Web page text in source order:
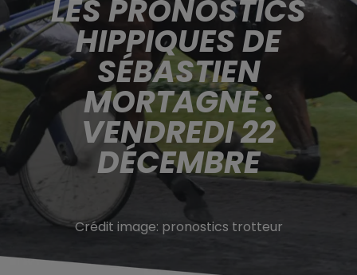
LES PRONOSTICS
HIPPIQUES DE
SÉBASTIEN
MORTAGNE :
VENDREDI 22
DÉCEMBRE
Crédit image: pronostics trotteur